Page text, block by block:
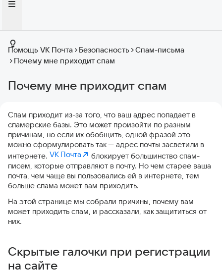
Помощь VK Почта Безопасность
Спам-письма
Почему мне приходит спам
Почему мне приходит спам
Спам приходит из-за того, что ваш адрес попадает в
спамерские базы. Это может произойти по разным
причинам, но если их обобщить, одной фразой это
можно сформулировать так — адрес почты засветили в
интернете. VK Почта
блокирует большинство спам-
писем, которые отправляют в почту. Но чем старее ваша
почта, чем чаще вы пользовались ей в интернете, тем
больше спама может вам приходить.
На этой странице мы собрали причины, почему вам
может приходить спам, и рассказали, как защититься от
них.
Скрытые галочки при регистрации
на сайте